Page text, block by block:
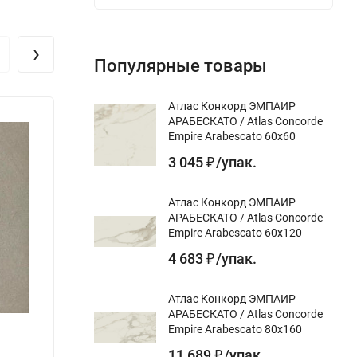
› Популярные товары
Атлас Конкорд ЭМПАИР
АРАБЕСКАТО / Atlas Concorde
Empire Arabescato 60x60
3 045 ₽ /упак.
Атлас Конкорд ЭМПАИР
АРАБЕСКАТО / Atlas Concorde
Empire Arabescato 60x120
4 683 ₽ /упак.
Атлас Конкорд ЭМПАИР
АРАБЕСКАТО / Atlas Concorde
Empire Arabescato 80x160
₽